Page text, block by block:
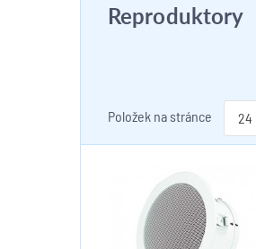
Reproduktory
Položek na stránce